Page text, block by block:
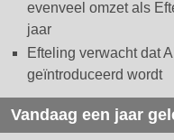
evenveel omzet als
jaar
Efteling verwacht dat
geïntroduceerd wordt
Vandaag een jaar